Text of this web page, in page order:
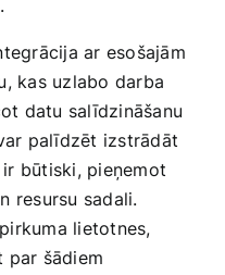
ar esošajām
kas uzlabo darba
datu salīdzināšanu
palīdzēt ‌izstrādāt⁢
būtiski, pieņemot
resursu sadali.
lietotnes,
par šādiem